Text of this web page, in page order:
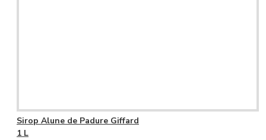
Sirop Alune de Padure Giffard
1 L